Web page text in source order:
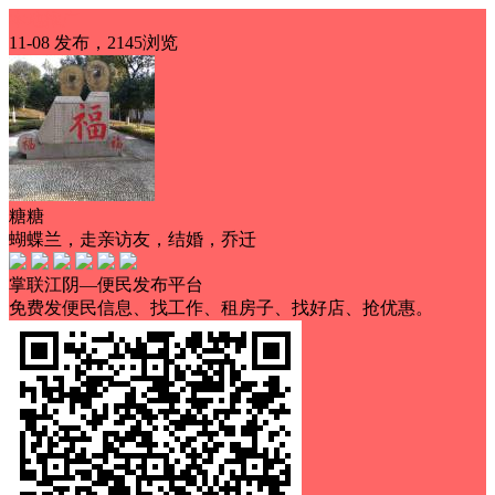
11-08 发布，2145浏览
糖糖
蝴蝶兰，走亲访友，结婚，乔迁
掌联江阴—便民发布平台
免费发便民信息、找工作、租房子、找好店、抢优惠。